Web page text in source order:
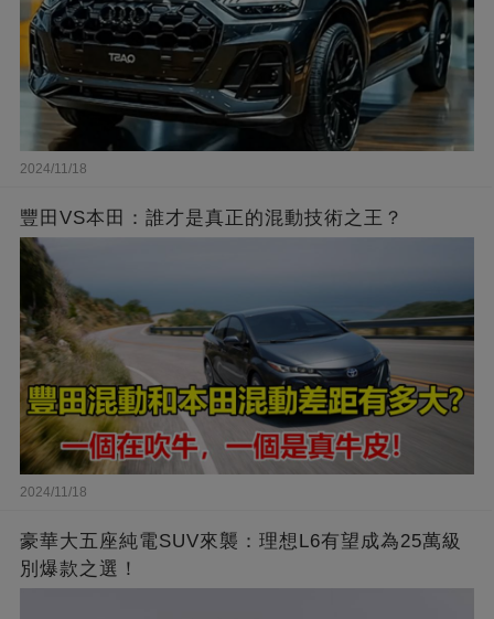
2024/11/18
豐田VS本田：誰才是真正的混動技術之王？
2024/11/18
豪華大五座純電SUV來襲：理想L6有望成為25萬級
別爆款之選！